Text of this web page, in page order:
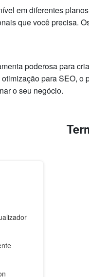
em diferentes
que você precisa.
poderosa para
para SEO,
o seu negócio.